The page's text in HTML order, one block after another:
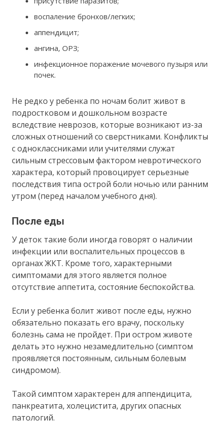
воспаление бронхов/легких;
аппендицит;
ангина, ОРЗ;
инфекционное поражение мочевого пузыря или
почек.
Не редко у ребенка по ночам болит живот в
подростковом и дошкольном возрасте
вследствие неврозов, которые возникают из-за
сложных отношений со сверстниками. Конфликты
с одноклассниками или учителями служат
сильным стрессовым фактором невротического
характера, который провоцирует серьезные
последствия типа острой боли ночью или ранним
утром (перед началом учебного дня).
После еды
У деток такие боли иногда говорят о наличии
инфекции или воспалительных процессов в
органах ЖКТ. Кроме того, характерными
симптомами для этого является полное
отсутствие аппетита, состояние беспокойства.
Если у ребенка болит живот после еды, нужно
обязательно показать его врачу, поскольку
болезнь сама не пройдет. При остром животе
делать это нужно незамедлительно (симптом
проявляется постоянным, сильным болевым
синдромом).
Такой симптом характерен для аппендицита,
панкреатита, холецистита, других опасных
патологий.